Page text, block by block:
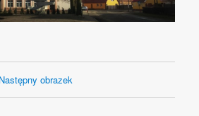
Następny obrazek